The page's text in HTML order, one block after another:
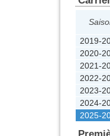
2019-
2020-
2021-
2022-
2023-
2024-
2025-